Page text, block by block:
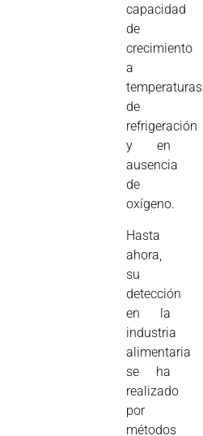
capacidad
de
crecimiento
a
temperaturas
de
refrigeración
y en
ausencia
de
oxígeno.
Hasta
ahora,
su
detección
en la
industria
alimentaria
se ha
realizado
por
métodos